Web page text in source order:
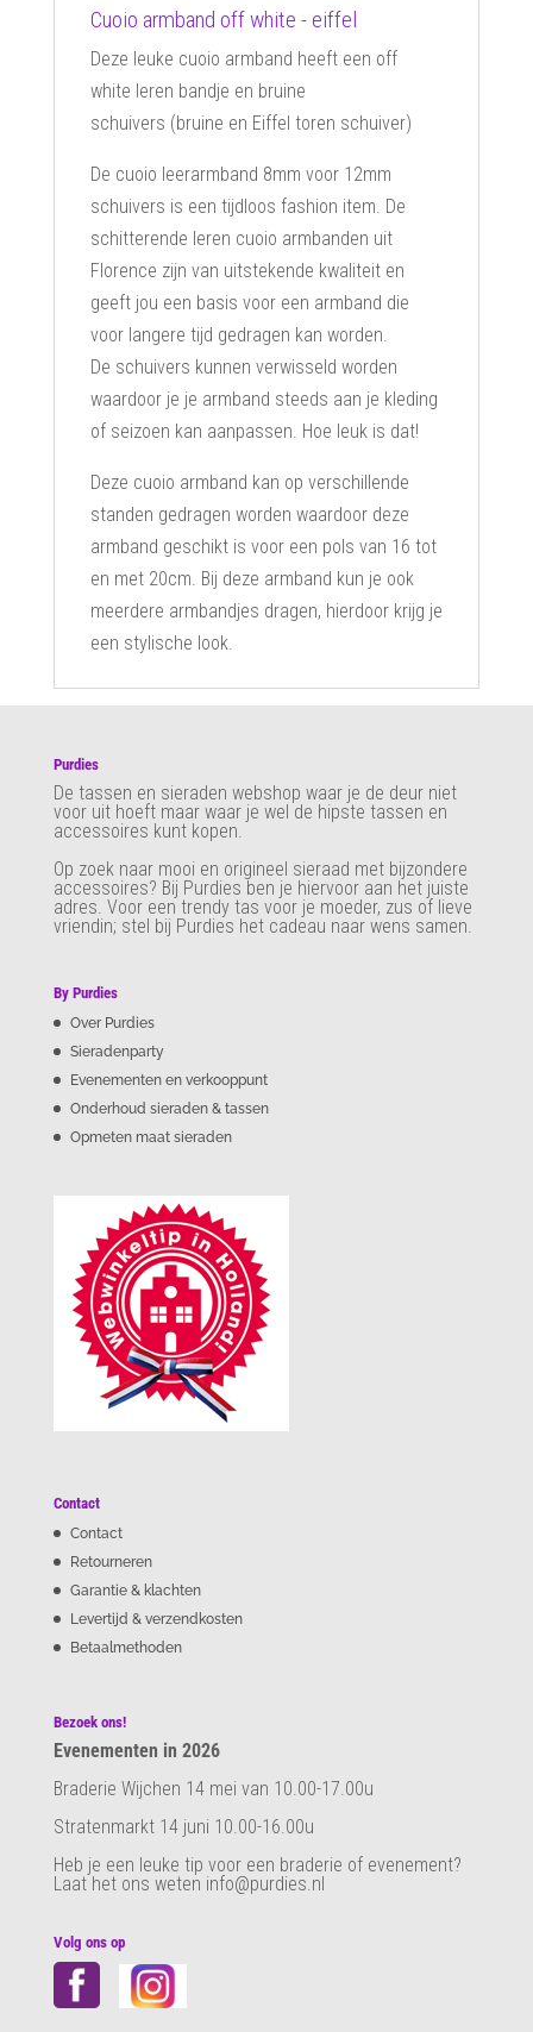
Cuoio armband off white - eiffel
Deze leuke cuoio armband heeft een off
white leren bandje en bruine
schuivers (bruine en Eiffel toren schuiver)
De cuoio leerarmband 8mm voor 12mm
schuivers is een tijdloos fashion item. De
schitterende leren cuoio armbanden uit
Florence zijn van uitstekende kwaliteit en
geeft jou een basis voor een armband die
voor langere tijd gedragen kan worden.
De schuivers kunnen verwisseld worden
waardoor je je armband steeds aan je kleding
of seizoen kan aanpassen. Hoe leuk is dat!
Deze cuoio armband kan op verschillende
standen gedragen worden waardoor deze
armband geschikt is voor een pols van 16 tot
en met 20cm. Bij deze armband kun je ook
meerdere armbandjes dragen, hierdoor krijg je
een stylische look.
Purdies
De tassen en sieraden webshop waar je de deur niet
voor uit hoeft maar waar je wel de hipste tassen en
accessoires kunt kopen.
Op zoek naar mooi en origineel sieraad met bijzondere
accessoires? Bij Purdies ben je hiervoor aan het juiste
adres. Voor een trendy tas voor je moeder, zus of lieve
vriendin; stel bij Purdies het cadeau naar wens samen.
By Purdies
Over Purdies
Sieradenparty
Evenementen en verkooppunt
Onderhoud sieraden & tassen
Opmeten maat sieraden
Contact
Contact
Retourneren
Garantie & klachten
Levertijd & verzendkosten
Betaalmethoden
Bezoek ons!
Evenementen in 2026
Braderie Wijchen 14 mei van 10.00-17.00u
Stratenmarkt 14 juni 10.00-16.00u
Heb je een leuke tip voor een braderie of evenement?
Laat het ons weten info@purdies.nl
Volg ons op